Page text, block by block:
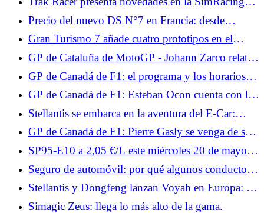
Expo: cabina de moto y mando con
retroalimentación.
Precio del nuevo DS N°7 en Francia: desde
43.900 euros, ¿precios realmente elevados?
Gran Turismo 7 añade cuatro prototipos en el
menú del parche 1.7 de junio.
GP de Cataluña de MotoGP - Johann Zarco relata
su accidente: “Debería haber tomado la decisión de
rendirme”
GP de Canadá de F1: el programa y los horarios
del fin de semana para Francia
GP de Canadá de F1: Esteban Ocon cuenta con los
nuevos productos Haas para volver a la pista
Stellantis se embarca en la aventura del E-Car:
¿hacia el regreso del Citroën C1?
GP de Canadá de F1: Pierre Gasly se venga de su
accidente en Miami
SP95-E10 a 2,05 €/L este miércoles 20 de mayo:
alcanza su nivel más alto en 2026
Seguro de automóvil: por qué algunos conductores
todavía subestiman el valor de todos los riesgos
Stellantis y Dongfeng lanzan Voyah en Europa: los
coches se producirán en Francia
Simagic Zeus: llega lo más alto de la gama.